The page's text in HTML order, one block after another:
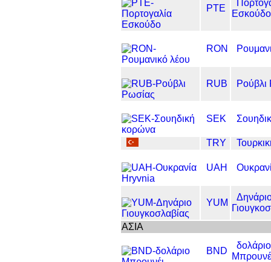
PTE
Εσκούδο
RON
RUB
SEK
TRY
UAH
YUM
ΑΣΙΑ
BND
δολάριο